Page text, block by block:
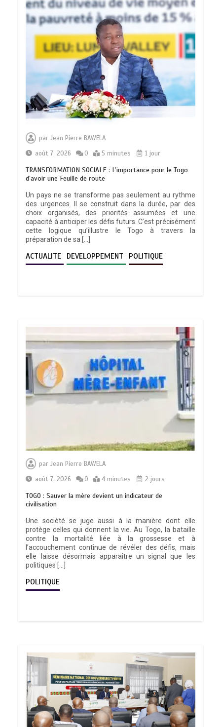
parJean Pierre BAWELA
août 7, 2026
0 5 minutes 1 jour
TRANSFORMATION SOCIALE : L’importance pour le Togo
d’avoir une Feuille de route
Un pays ne se transforme pas seulement au rythme
des urgences. Il se construit dans la durée, par des
choix organisés, des priorités assumées et une
capacité à anticiper les défis futurs. C’est précisément
cette logique qu’illustre le Togo à travers la
préparation de sa […]
ACTUALITE DEVELOPPEMENT POLITIQUE
parJean Pierre BAWELA
août 7, 2026
0 4 minutes 2 jours
TOGO : Sauver la mère devient un indicateur de
civilisation
Une société se juge aussi à la manière dont elle
protège celles qui donnent la vie. Au Togo, la bataille
contre la mortalité liée à la grossesse et à
l’accouchement continue de révéler des défis, mais
elle laisse désormais apparaître un signal que les
politiques […]
POLITIQUE